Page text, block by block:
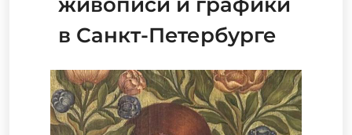
в Санкт-Петербурге